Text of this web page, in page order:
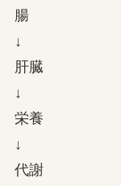
腸
↓
肝臓
↓
栄養
↓
代謝